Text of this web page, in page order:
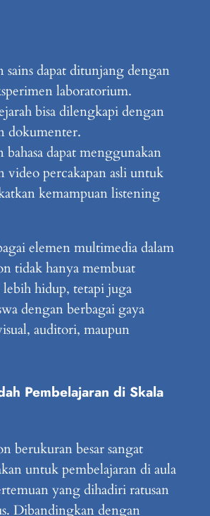
sains dapat ditunjang dengan
laboratorium.
bisa dilengkapi dengan
dokumenter.
bahasa dapat menggunakan
video percakapan asli untuk
kemampuan listening
elemen multimedia dalam
tidak hanya membuat
lebih hidup, tetapi juga
dengan berbagai gaya
auditori, maupun
Pembelajaran di Skala
berukuran besar sangat
untuk pembelajaran di aula
yang dihadiri ratusan
Dibandingkan dengan